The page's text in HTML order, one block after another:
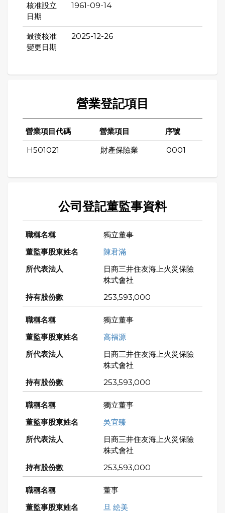
核准設立
日期
1961-09-14
最後核准
變更日期
2025-12-26
營業登記項目
營業項目代碼 營業項目 序號
H501021 財產保險業 0001
公司登記董監事資料
獨立董事
陳君滿
日商三井住友海上火災保險
株式會社
253,593,000
獨立董事
高福源
日商三井住友海上火災保險
株式會社
253,593,000
獨立董事
吳宜臻
日商三井住友海上火災保險
株式會社
253,593,000
董事
旦 絵美